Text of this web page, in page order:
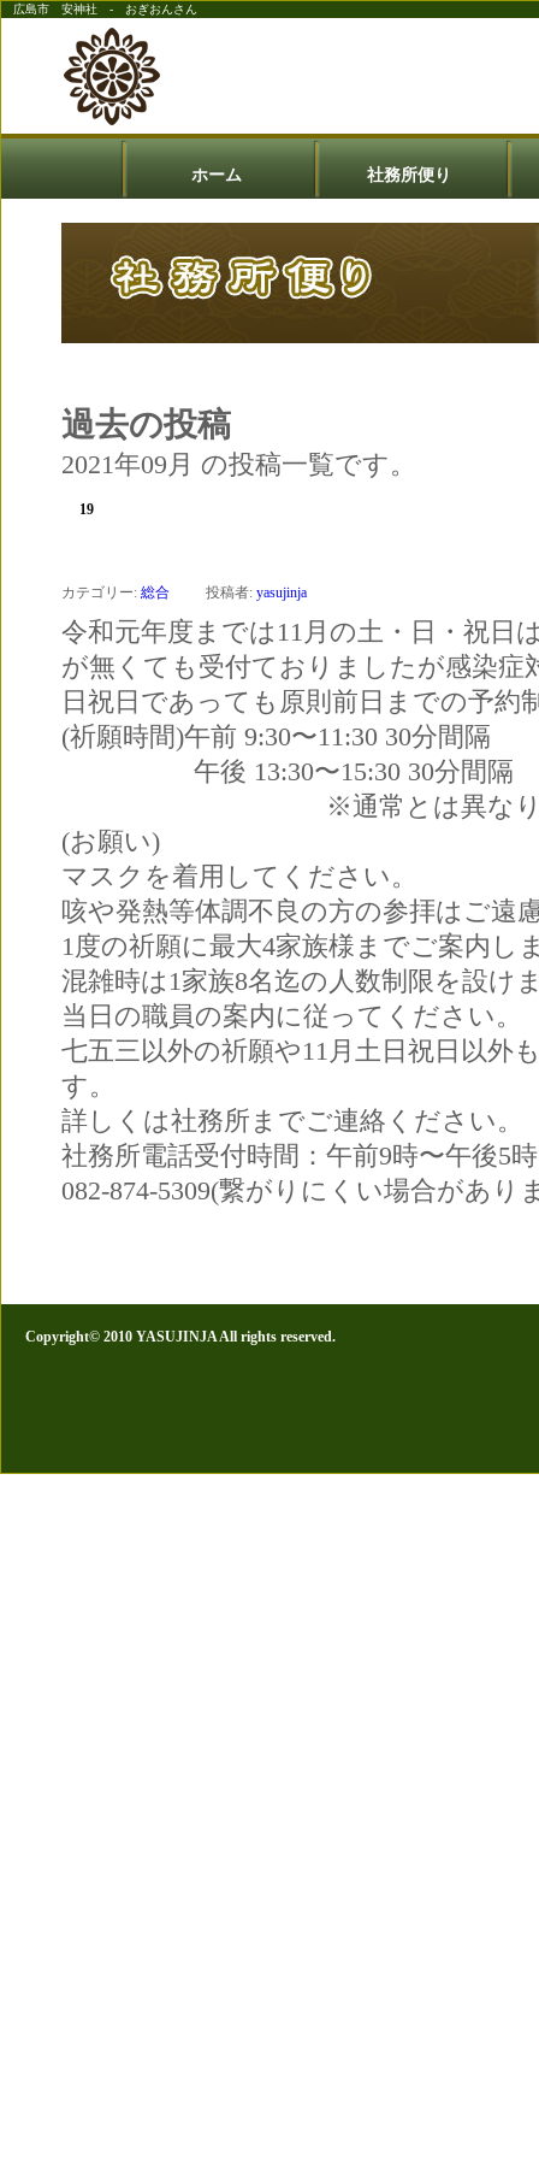
広島市 安神社 - おぎおんさん
ホーム 社務所便り
過去の投稿
2021年09月 の投稿一覧です。
19
カテゴリー: 総合 投稿者: yasujinja
令和元年度までは11月の土・日・祝日
が無くても受付ておりましたが感染症
日祝日であっても原則前日までの予約
(祈願時間)午前 9:30〜11:30 30分間隔
午後 13:30〜15:30 30分間隔
※通常とは異なりま
(お願い)
マスクを着用してください。
咳や発熱等体調不良の方の参拝はご遠
1度の祈願に最大4家族様までご案内し
混雑時は1家族8名迄の人数制限を設け
当日の職員の案内に従ってください。
七五三以外の祈願や11月土日祝日以外
す。
詳しくは社務所までご連絡ください。
社務所電話受付時間：午前9時〜午後5
082-874-5309(繋がりにくい場合があり
Copyright© 2010 YASUJINJA All rights reserved.